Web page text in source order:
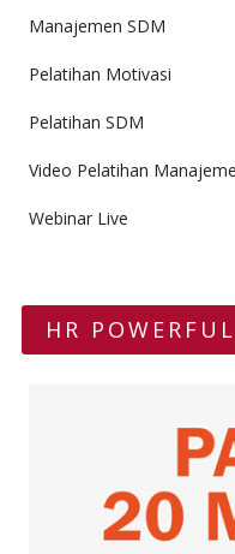
Manajemen SDM
Pelatihan Motivasi
Pelatihan SDM
Video Pelatihan
Webinar Live
HR